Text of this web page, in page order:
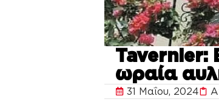
Tavernier:
ωραία
31 Μαΐου, 2024